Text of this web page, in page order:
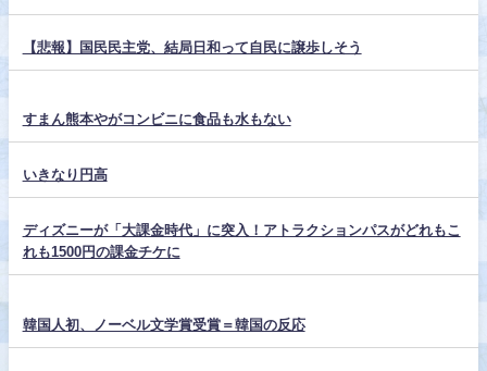
【悲報】国民民主党、結局日和って自民に譲歩しそう
すまん熊本やがコンビニに食品も水もない
いきなり円高
ディズニーが「大課金時代」に突入！アトラクションパスがどれもこ
れも1500円の課金チケに
韓国人初、ノーベル文学賞受賞＝韓国の反応